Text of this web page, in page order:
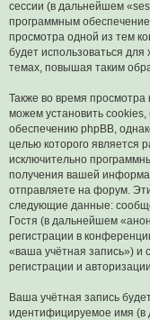
сессии (в дальнейшем
программным
просмотра одной из тем
будет использоваться
темах, повышая таким
Также во время
можем установить
обеспечению phpBB,
целью которого является
исключительно
получения вашей
отправляете на форум.
следующие данные:
Гостя (в дальнейшем
регистрации в
«ваша учётная запись») и
регистрации и
Ваша учётная запись
идентифицируемое имя (в